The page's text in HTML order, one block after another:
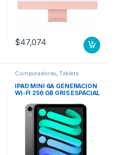
$47,074
Computadoras,Tablets
IPAD MINI 6A GENERACION
WI-FI 256 GB GRIS ESPACIAL